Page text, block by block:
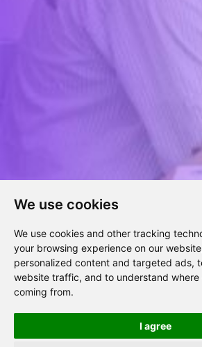
We use cookies
We use cookies and other tracking
your browsing experience on our
personalized content and targeted ads,
website traffic, and to understand where
coming from.
I agree
Tutoring ist eine zunehmend beliebte
Entwicklungsförderung an Hochschulen.
klassischen Mentoring liegt der
der Einzelarbeit – der Tutor begleitet den
im Entwicklungsprozess und hilft dabei,
die Motivation in sich selbst zu entdecken
persönliche Schwierigkeiten zu